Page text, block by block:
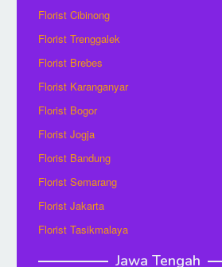
Florist Cibinong
Florist Trenggalek
Florist Brebes
Florist Karanganyar
Florist Bogor
Florist Jogja
Florist Bandung
Florist Semarang
Florist Jakarta
Florist Tasikmalaya
Jawa Tengah